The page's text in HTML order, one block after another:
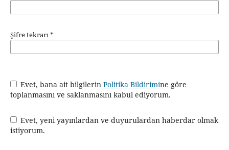
Şifre tekrarı*
Evet, bana ait bilgilerinPolitika Bildirimine göre
toplanmasını ve saklanmasını kabul ediyorum.
Evet, yeni yayınlardan ve duyurulardan haberdar olmak
istiyorum.